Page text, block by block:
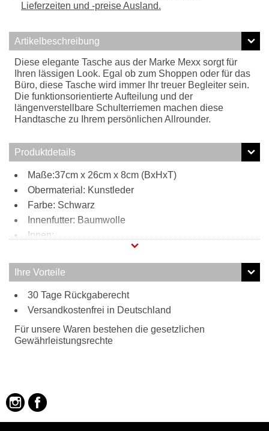
Lieferzeiten und -preise Ausland.
Artikelbeschreibung
Diese elegante Tasche aus der Marke Mexx sorgt für
Ihren lässigen Look. Egal ob zum Shoppen oder für das
Büro, diese Tasche wird immer Ihr treuer Begleiter sein.
Die funktionsorientierte Aufteilung und der
längenverstellbare Schulterriemen machen diese
Handtasche zu Ihrem persönlichen Allrounder.
Produktdetails
Maße:37cm x 26cm x 8cm (BxHxT)
Obermaterial: Kunstleder
Farbe: Schwarz
Innenfutter: Baumwolle
Innen:
Reißverschlussfach
2 Steckfächer
Außen:
Längenverstellbarer Schulterriemen
Umschlag magnetisch
Tragweise:
Schulterriemen
Ihre Vorteile
30 Tage Rückgaberecht
Versandkostenfrei in Deutschland
Für unsere Waren bestehen die gesetzlichen
Gewährleistungsrechte